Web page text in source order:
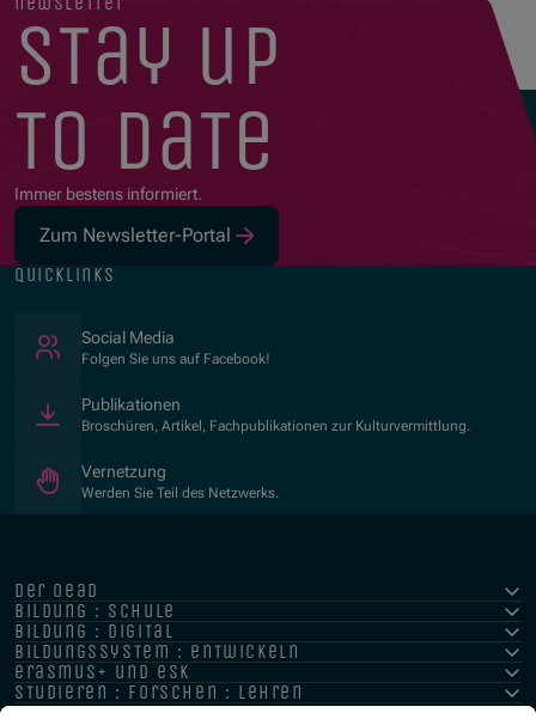
stay up
to date
Immer bestens informiert.
Zum Newsletter-Portal
quicklinks
Social Media
Folgen Sie uns auf Facebook!
Publikationen
Broschüren, Artikel, Fachpublikationen zur Kulturvermittlung.
Vernetzung
Werden Sie Teil des Netzwerks.
der oead
bildung : schule
bildung : digital
bildungssystem : entwickeln
erasmus+ und esk
studieren : forschen : lehren
hochschule : strategie : international